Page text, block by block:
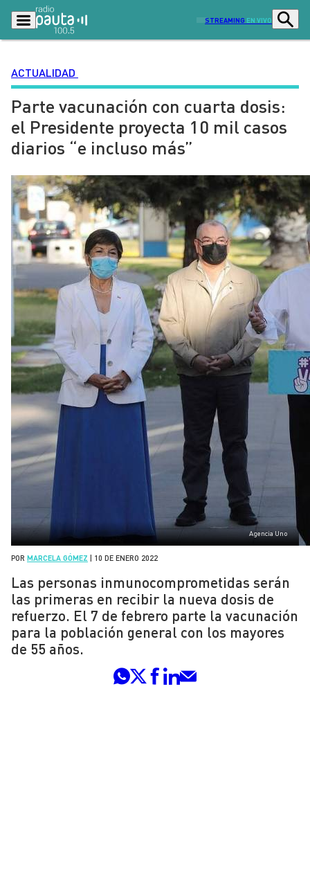
STREAMING EN VIVO
Podcasts Programas
Lo Último Actualidad
Ciudad
Radio en vivo Sostenibilidad
Tendencias Deportes
Entretención y Cultura Opinión
Dato en Pauta Señal 2
Contenido Patrocinado
ACTUALIDAD
Parte vacunación con cuarta dosis:
el Presidente proyecta 10 mil casos
diarios “e incluso más”
Agencia Uno
POR MARCELA GÓMEZ 10 DE ENERO 2022
Las personas inmunocomprometidas serán
las primeras en recibir la nueva dosis de
refuerzo. El 7 de febrero parte la vacunación
para la población general con los mayores
de 55 años.